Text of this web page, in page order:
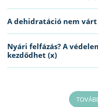
A dehidratáció nem
Nyári felfázás? A
kezdődhet (x)